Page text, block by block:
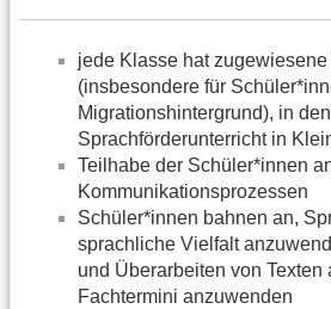
jede Klasse hat
(insbesondere für
Migrationshintergrund), in
Sprachförderunterricht in
Teilhabe der Schüler*innen
Kommunikationsprozessen
Schüler*innen bahnen an,
sprachliche Vielfalt
und Überarbeiten von Texten
Fachtermini anzuwenden